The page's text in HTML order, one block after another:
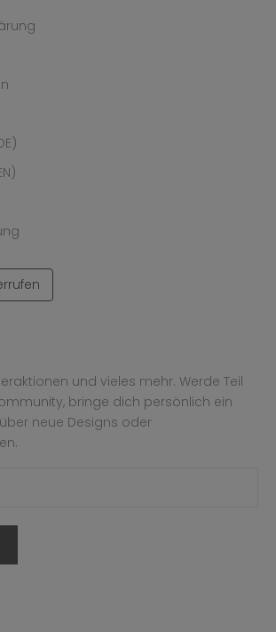
und vieles mehr. Werde Teil
bringe dich persönlich ein
neue Designs oder